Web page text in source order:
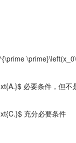
必要条件，但不
充分必要条件